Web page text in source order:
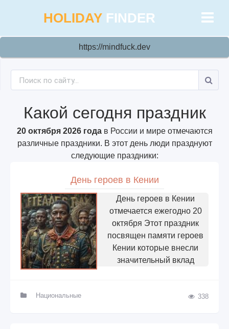
HOLIDAY FINDER
https://mindfuck.dev
Какой сегодня праздник
20 октября 2026 годав России и мире отмечаются
различные праздники. В этот день люди празднуют
следующие праздники:
День героев в Кении
День героев в Кении
отмечается ежегодно 20
октября Этот праздник
посвящен памяти героев
Кении которые внесли
значительный вклад
Национальные 338